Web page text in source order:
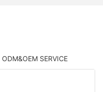
ODM&OEM SERVICE